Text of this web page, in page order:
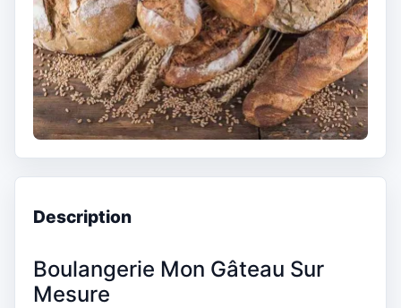
Description
Boulangerie Mon Gâteau Sur
Mesure